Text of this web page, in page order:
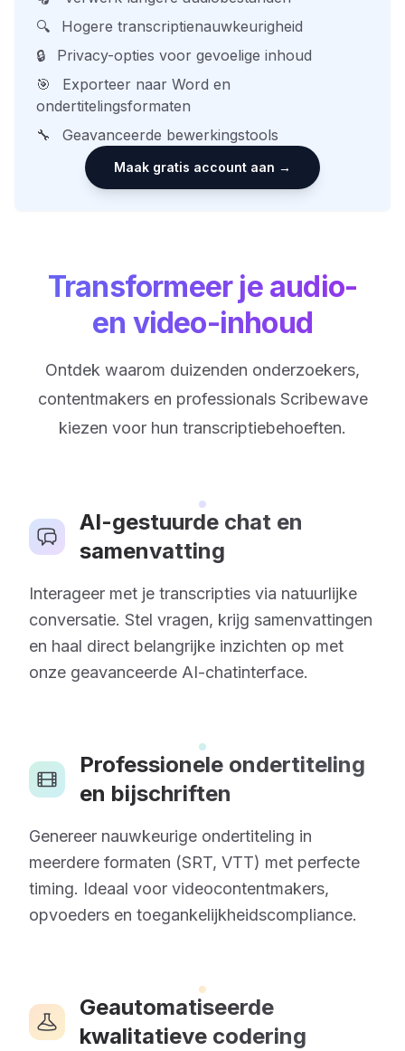
🔍
Hogere transcriptienauwkeurigheid
🔒
Privacy-opties voor gevoelige inhoud
🎯
Exporteer naar Word en
ondertitelingsformaten
🔧
Geavanceerde bewerkingstools
Maak gratis account aan →
Transformeer je audio-
en video-inhoud
Ontdek waarom duizenden onderzoekers,
contentmakers en professionals Scribewave
kiezen voor hun transcriptiebehoeften.
AI-gestuurde chat en
samenvatting
Interageer met je transcripties via natuurlijke
conversatie. Stel vragen, krijg samenvattingen
en haal direct belangrijke inzichten op met
onze geavanceerde AI-chatinterface.
Professionele ondertiteling
en bijschriften
Genereer nauwkeurige ondertiteling in
meerdere formaten (SRT, VTT) met perfecte
timing. Ideaal voor videocontentmakers,
opvoeders en toegankelijkheidscompliance.
Geautomatiseerde
kwalitatieve codering